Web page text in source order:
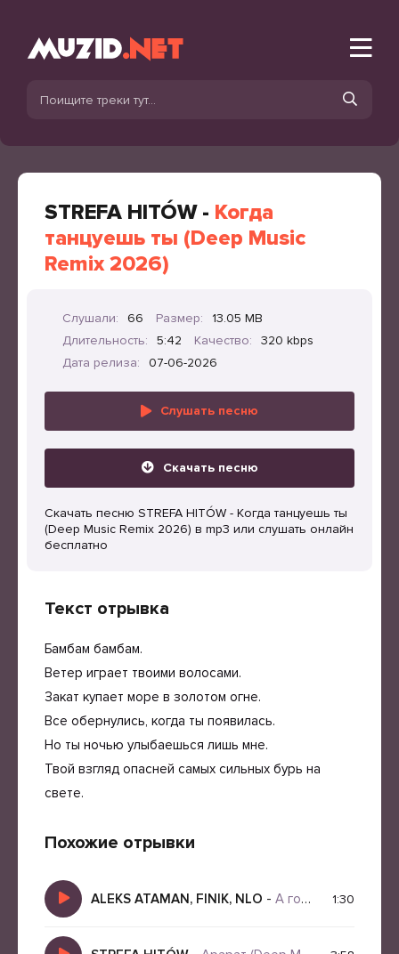
STREFA HITÓW - Когда
танцуешь ты (Deep Music
Remix 2026)
Слушали: 66 Размер:
13.05 MB
Длительность:
5:42 Качество:
320 kbps
Дата релиза:
07-06-2026
Слушать песню
Скачать песню
Скачать песню STREFA HITÓW - Когда танцуешь ты
(Deep Music Remix 2026) в mp3 или слушать онлайн
бесплатно
Текст отрывка
Бамбам бамбам.
Ветер играет твоими волосами.
Закат купает море в золотом огне.
Все обернулись, когда ты появилась.
Но ты ночью улыбаешься лишь мне.
Твой взгляд опасней самых сильных бурь на
свете.
Похожие отрывки
ALEKS ATAMAN, FINIK, NLO - А горы горы горы 1:30